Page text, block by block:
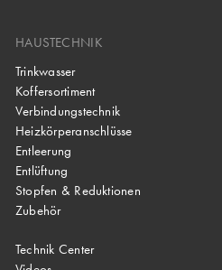
HAUSTECHNIK
Trinkwasser
Koffersortiment
Verbindungstechnik
Heizkörperanschlüsse
Entleerung
Entlüftung
Stopfen & Reduktionen
Zubehör
Technik Center